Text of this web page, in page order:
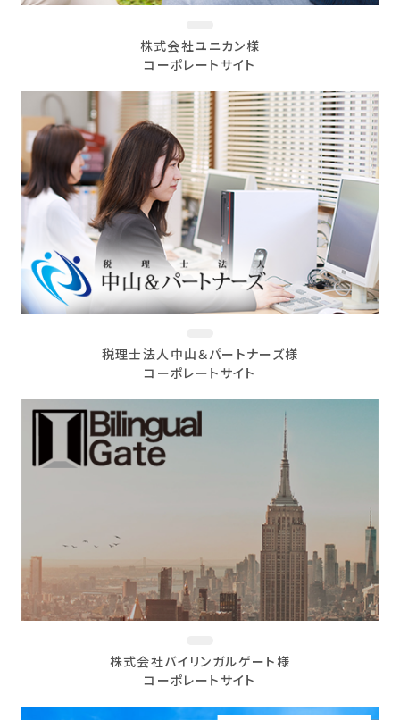
株式会社ユニカン様
コーポレートサイト
税理士法人中山＆パートナーズ様
コーポレートサイト
株式会社バイリンガルゲート様
コーポレートサイト